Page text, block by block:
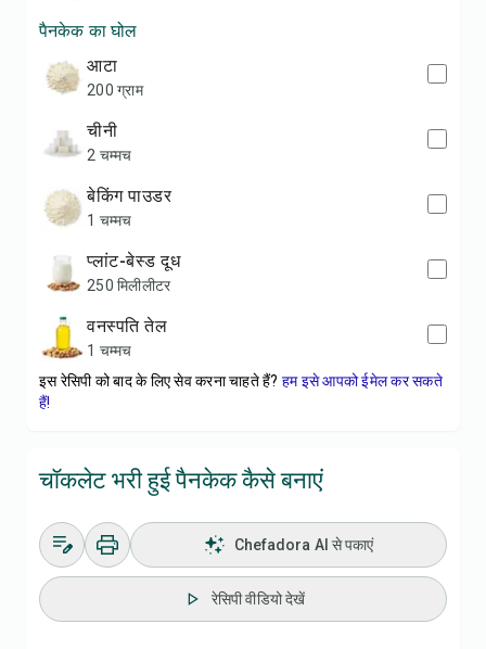
पैनकेक का घोल
आटा
200 ग्राम
चीनी
2 चम्मच
बेकिंग पाउडर
1 चम्मच
प्लांट-बेस्ड दूध
250 मिलीलीटर
वनस्पति तेल
1 चम्मच
इस रेसिपी को बाद के लिए सेव करना चाहते हैं? हम इसे आपको ईमेल कर सकते
हैं!
चॉकलेट भरी हुई पैनकेक कैसे बनाएं
Chefadora AI से पकाएं
रेसिपी वीडियो देखें